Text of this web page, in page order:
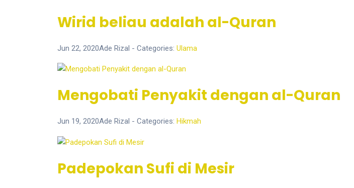
Wirid beliau adalah al-Quran
Jun 22, 2020Ade Rizal - Categories: Ulama
Mengobati Penyakit dengan al-Quran
Jun 19, 2020Ade Rizal - Categories: Hikmah
Padepokan Sufi di Mesir